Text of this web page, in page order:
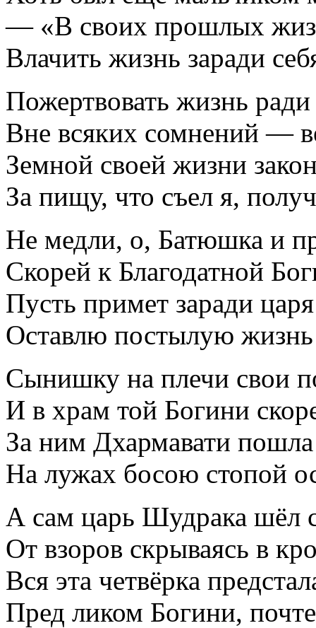
— «В своих прошлых
Влачить жизнь заради
Пожертвовать жизнь ради
Вне всяких сомнений —
Земной своей жизни
За пищу, что съел я,
Не медли, о, Батюшка и
Скорей к Благодатной
Пусть примет заради
Оставлю постылую жизнь
Сынишку на плечи свои
И в храм той Богини
За ним Дхармавати
На лужах босою стопой
А сам царь Шудрака шёл
От взоров скрываясь в
Вся эта четвёрка
Пред ликом Богини,